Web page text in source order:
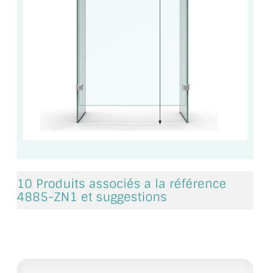
CATALOGUE DE PROFILS ET FIXATION DU
LES FIXATIONS POUR MIROIR
VITRINE EN VERRE
CONNECTEURS ET ASSEMBLAGE DE VERRES
10 Produits associés a la référence
4885-ZN1 et suggestions